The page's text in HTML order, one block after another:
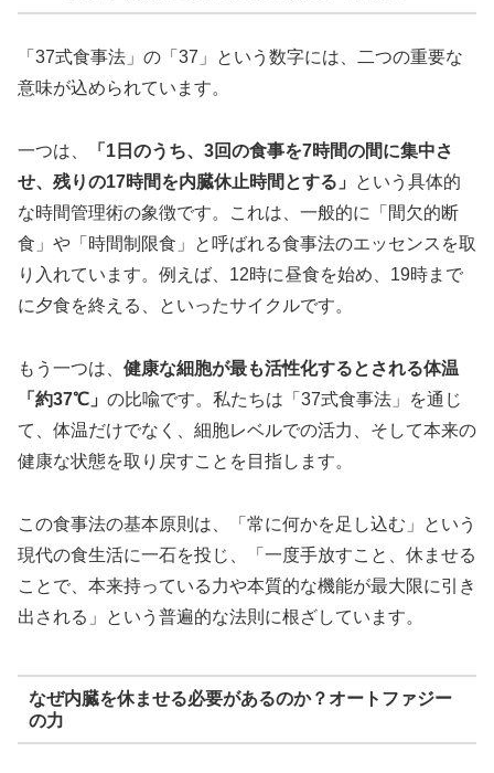
「37式食事法」の「37」という数字には、二つの重要な
意味が込められています。
一つは、
「1日のうち、3回の食事を7時間の間に集中さ
せ、残りの17時間を内臓休止時間とする」
という具体的
な時間管理術の象徴です。これは、一般的に「間欠的断
食」や「時間制限食」と呼ばれる食事法のエッセンスを取
り入れています。例えば、12時に昼食を始め、19時まで
に夕食を終える、といったサイクルです。
もう一つは、 健康な細胞が最も活性化するとされる体温
「約37℃」 の比喩です。私たちは「37式食事法」を通じ
て、体温だけでなく、細胞レベルでの活力、そして本来の
健康な状態を取り戻すことを目指します。
この食事法の基本原則は、「常に何かを足し込む」という
現代の食生活に一石を投じ、「一度手放すこと、休ませる
ことで、本来持っている力や本質的な機能が最大限に引き
出される」という普遍的な法則に根ざしています。
なぜ内臓を休ませる必要があるのか？オートファジー
の力